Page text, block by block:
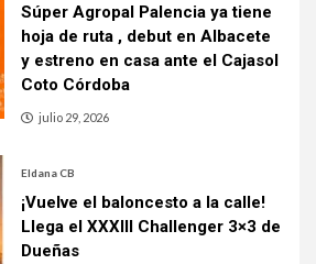
Súper Agropal Palencia ya tiene
hoja de ruta , debut en Albacete
y estreno en casa ante el Cajasol
Coto Córdoba
julio 29, 2026
Eldana CB
¡Vuelve el baloncesto a la calle!
Llega el XXXIII Challenger 3×3 de
Dueñas